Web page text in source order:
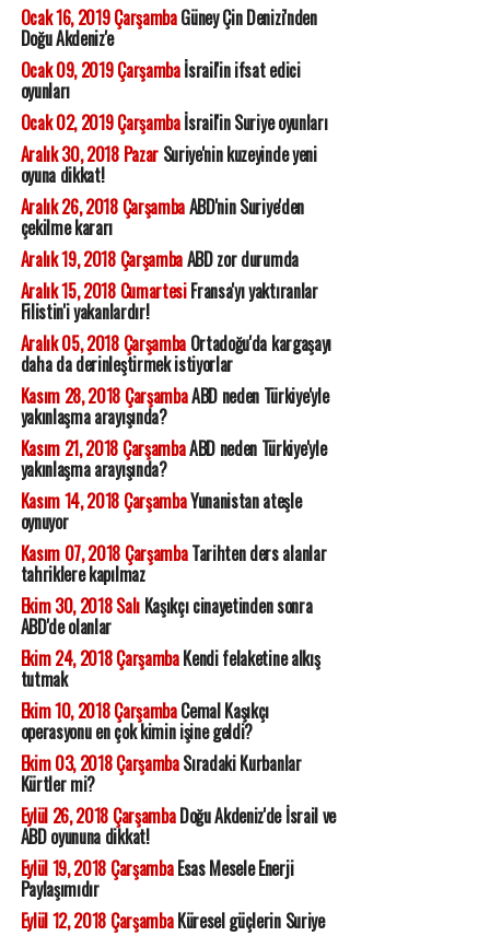
Ocak 16, 2019 ÇarşambaGüney Çin Denizi'nden
Doğu Akdeniz'e
Ocak 09, 2019 Çarşambaİsrail'in ifsat edici
oyunları
Ocak 02, 2019 Çarşambaİsrail'in Suriye oyunları
Aralık 30, 2018 PazarSuriye'nin kuzeyinde yeni
oyuna dikkat!
Aralık 26, 2018 ÇarşambaABD'nin Suriye'den
çekilme kararı
Aralık 19, 2018 ÇarşambaABD zor durumda
Aralık 15, 2018 CumartesiFransa'yı yaktıranlar
Filistin'i yakanlardır!
Aralık 05, 2018 ÇarşambaOrtadoğu'da kargaşayı
daha da derinleştirmek istiyorlar
Kasım 28, 2018 ÇarşambaABD neden Türkiye'yle
yakınlaşma arayışında?
Kasım 21, 2018 ÇarşambaABD neden Türkiye'yle
yakınlaşma arayışında?
Kasım 14, 2018 ÇarşambaYunanistan ateşle
oynuyor
Kasım 07, 2018 ÇarşambaTarihten ders alanlar
tahriklere kapılmaz
Ekim 30, 2018 SalıKaşıkçı cinayetinden sonra
ABD'de olanlar
Ekim 24, 2018 ÇarşambaKendi felaketine alkış
tutmak
Ekim 10, 2018 ÇarşambaCemal Kaşıkçı
operasyonu en çok kimin işine geldi?
Ekim 03, 2018 ÇarşambaSıradaki Kurbanlar
Kürtler mi?
Eylül 26, 2018 ÇarşambaDoğu Akdeniz'de İsrail ve
ABD oyununa dikkat!
Eylül 19, 2018 ÇarşambaEsas Mesele Enerji
Paylaşımıdır
Eylül 12, 2018 ÇarşambaKüresel güçlerin Suriye